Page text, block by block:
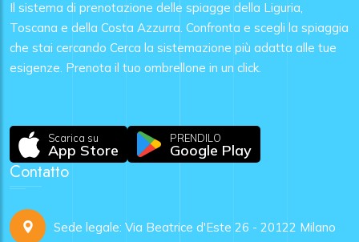
Il sistema di prenotazione delle spiagge della Liguria,
Toscana e della Costa Azzurra. Confronta e scegli la spiaggia
che stai cercando Cerca la sistemazione più adatta alle tue
esigenze. Prenota il tuo ombrellone in un click.
Scarica su
App Store
PRENDILO
Google Play
Contatto
Sede legale: Via Beatrice d'Este 26 - 20122 Milano